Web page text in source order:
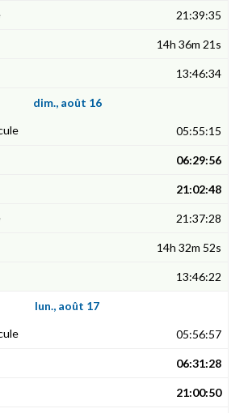
21:39:35
14h 36m 21s
13:46:34
dim., août 16
05:55:15
06:29:56
21:02:48
21:37:28
14h 32m 52s
13:46:22
lun., août 17
05:56:57
06:31:28
21:00:50